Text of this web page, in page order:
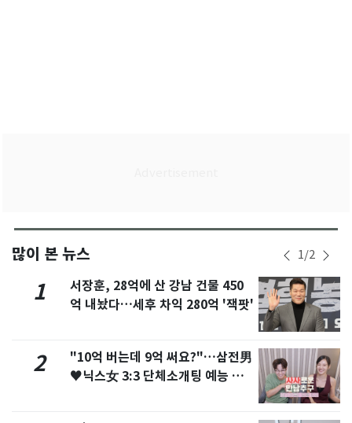
많이 본 뉴스 1/2
1
서장훈, 28억에 산 강남 건물 450
억 내놨다…세후 차익 280억 '잭팟'
2
"10억 버는데 9억 써요?"…삼전男
♥닉스女 3:3 단체소개팅 예능 화